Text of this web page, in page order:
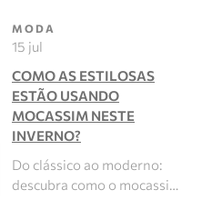
MODA
15 jul
COMO AS ESTILOSAS
ESTÃO USANDO
MOCASSIM NESTE
INVERNO?
Do clássico ao moderno:
descubra como o mocassi…